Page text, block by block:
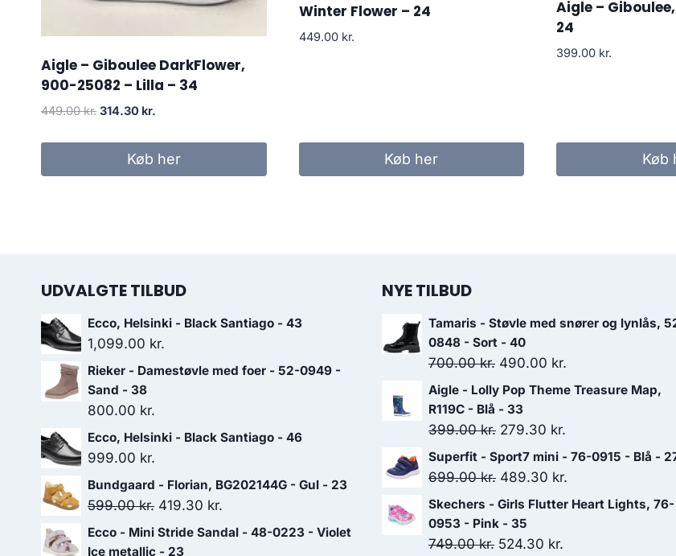
Aigle – Giboulee DarkFlower,
900-25082 – Lilla – 34
449.00kr. Den
pris
314.30 kr.
pris
er:
Køb her
Winter Flower – 24
449.00 kr.
Køb her
Aigle –
24
399.00 kr.
Køb
UDVALGTE TILBUD
Ecco, Helsinki - Black Santiago - 43
1,099.00 kr.
Rieker - Damestøvle med foer - 52-0949 -
Sand - 38
800.00 kr.
Ecco, Helsinki - Black Santiago - 46
999.00 kr.
Bundgaard - Florian, BG202144G - Gul - 23
599.00kr. Den
oprindelige
pris
419.30 kr.
aktuelle
Ecco - Mini Stride Sandal - 48-0223 - Violet
Ice metallic - 23
NYE TILBUD
Tamaris - Støvle med snører og lynlås,
0848 - Sort - 40
700.00kr. Den
oprindelige
pris
var:
700.00 kr..
490.00 kr.
aktuelle
490.00 kr..
Aigle - Lolly Pop Theme Treasure Map,
R119C - Blå - 33
399.00kr. Den
oprindelige
pris
399.00 kr..
279.30 kr.
aktuelle
279.30 kr..
Superfit - Sport7 mini - 76-0915 - Blå -
699.00kr. Den
oprindelige
pris
var:
489.30 kr.
aktuelle
Skechers - Girls Flutter Heart Lights, 76-
0953 - Pink - 35
749.00kr. Den
524.30 kr.